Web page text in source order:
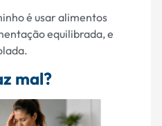
é usar alimentos
equilibrada, e
mal?